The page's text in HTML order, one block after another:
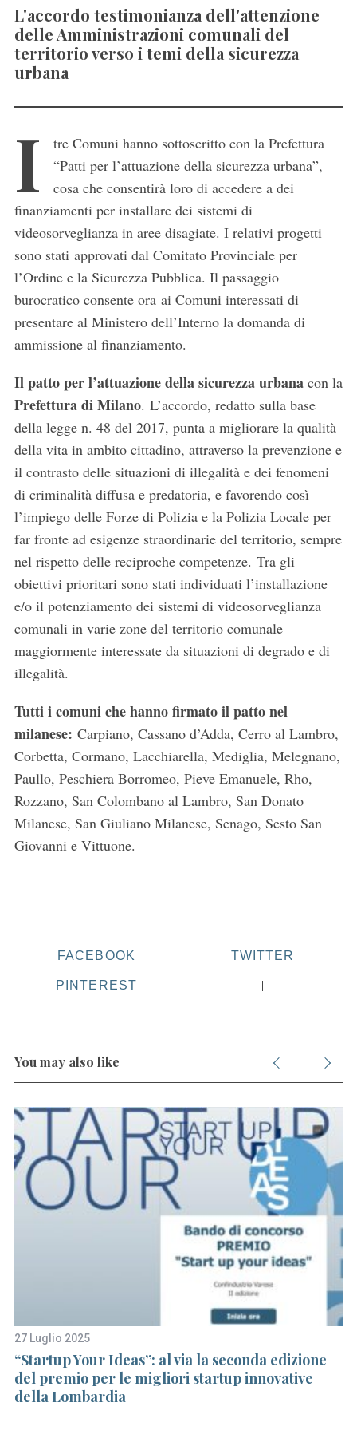
L'accordo testimonianza dell'attenzione
delle Amministrazioni comunali del
territorio verso i temi della sicurezza
urbana
I
tre Comuni hanno sottoscritto con la Prefettura
“Patti per l’attuazione della sicurezza urbana”,
cosa che consentirà loro di accedere a dei
finanziamenti per installare dei sistemi di
videosorveglianza in aree disagiate. I relativi progetti
sono stati approvati dal Comitato Provinciale per
l’Ordine e la Sicurezza Pubblica. Il passaggio
burocratico consente ora ai Comuni interessati di
presentare al Ministero dell’Interno la domanda di
ammissione al finanziamento.
Il patto per l’attuazione della sicurezza urbanacon la
Prefettura di Milano. L’accordo, redatto sulla base
della legge n. 48 del 2017, punta a migliorare la qualità
della vita in ambito cittadino, attraverso la prevenzione e
il contrasto delle situazioni di illegalità e dei fenomeni
di criminalità diffusa e predatoria, e favorendo così
l’impiego delle Forze di Polizia e la Polizia Locale per
far fronte ad esigenze straordinarie del territorio, sempre
nel rispetto delle reciproche competenze. Tra gli
obiettivi prioritari sono stati individuati l’installazione
e/o il potenziamento dei sistemi di videosorveglianza
comunali in varie zone del territorio comunale
maggiormente interessate da situazioni di degrado e di
illegalità.
Tutti i comuni che hanno firmato il patto nel
milanese: Carpiano, Cassano d’Adda, Cerro al Lambro,
Corbetta, Cormano, Lacchiarella, Mediglia, Melegnano,
Paullo, Peschiera Borromeo, Pieve Emanuele, Rho,
Rozzano, San Colombano al Lambro, San Donato
Milanese, San Giuliano Milanese, Senago, Sesto San
Giovanni e Vittuone.
FACEBOOK TWITTER
PINTEREST
You may also like
27 Luglio 2025
“Startup Your Ideas”: al via la seconda edizione
del premio per le migliori startup innovative
della Lombardia
r
h
f
o